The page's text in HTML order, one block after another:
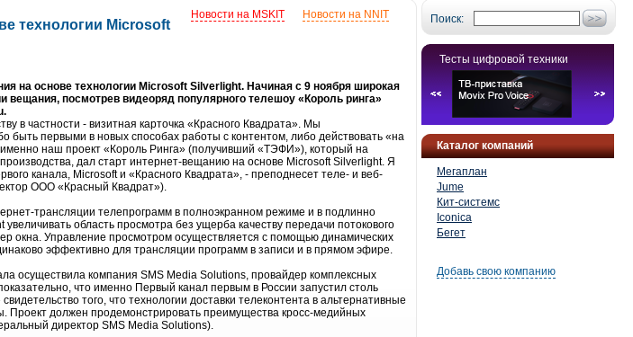
Поиск:
Тесты цифровой техники
Каталог компаний
Мегаплан
Jume
Кит-системс
Iconica
Бегет
Добавь свою компанию
Новости на NNIT
Новости на MSKIT
технологии Microsoft
на основе технологии Microsoft Silverlight. Начиная с 9 ноября широкая
посмотрев видеоряд популярного телешоу «Король ринга»
в частности - визитная карточка «Красного Квадрата». Мы
быть первыми в новых способах работы с контентом, либо действовать «на
наш проект «Король Ринга» (получивший «ТЭФИ»), который на
дал старт интернет-вещанию на основе Microsoft Silverlight. Я
канала, Microsoft и «Красного Квадрата», - преподнесет теле- и веб-
ООО «Красный Квадрат»).
трансляции телепрограмм в полноэкранном режиме и в подлинно
область просмотра без ущерба качеству передачи потокового
окна. Управление просмотром осуществляется с помощью динамических
эффективно для трансляции программ в записи и в прямом эфире.
осуществила компания SMS Media Solutions, провайдер комплексных
что именно Первый канал первым в России запустил столь
того, что технологии доставки телеконтента в альтернативные
Проект должен продемонстрировать преимущества кросс-медийных
директор SMS Media Solutions).